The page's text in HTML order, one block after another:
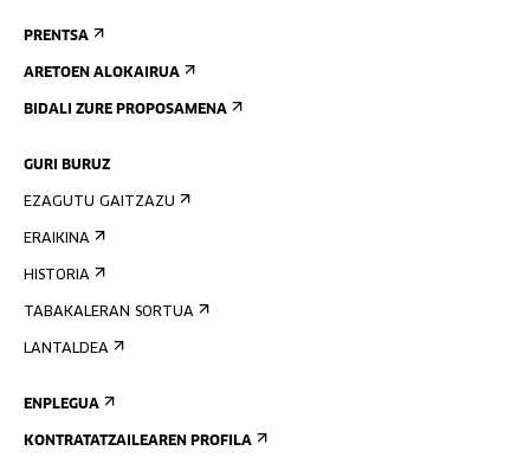
PRENTSA
ARETOEN ALOKAIRUA
BIDALI ZURE PROPOSAMENA
GURI BURUZ
EZAGUTU GAITZAZU
ERAIKINA
HISTORIA
TABAKALERAN SORTUA
LANTALDEA
ENPLEGUA
KONTRATATZAILEAREN PROFILA